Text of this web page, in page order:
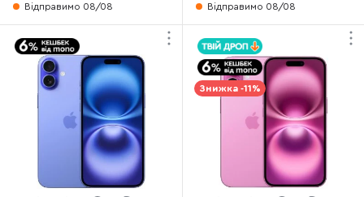
Відправимо 08/08 Відправимо 08/08
Знижка -11%